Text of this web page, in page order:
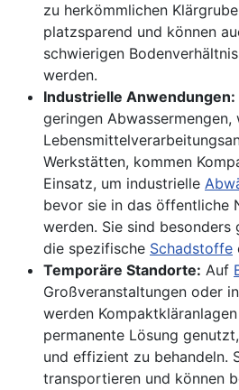
zu herkömmlichen
platzsparend und können
schwierigen
werden.
Industrielle Anwendungen:
geringen Abwassermengen,
Werkstätten, kommen
Einsatz, um industrielle
bevor sie in das öffentliche
werden. Sie sind besonders
die spezifische Schadstoffe
Temporäre Standorte: Auf
Großveranstaltungen oder
werden
permanente Lösung
und effizient zu behandeln.
transportieren und können